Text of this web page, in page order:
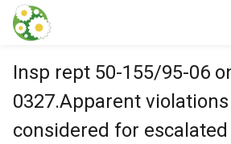
本文に飛ぶ
Insp rept 50-155/95-06
0327.Apparent
considered for